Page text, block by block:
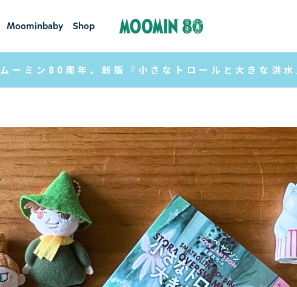
Moominbaby
ビー
Shop
ップ
ムーミン80周年、新版『小さなトロールと大きな洪